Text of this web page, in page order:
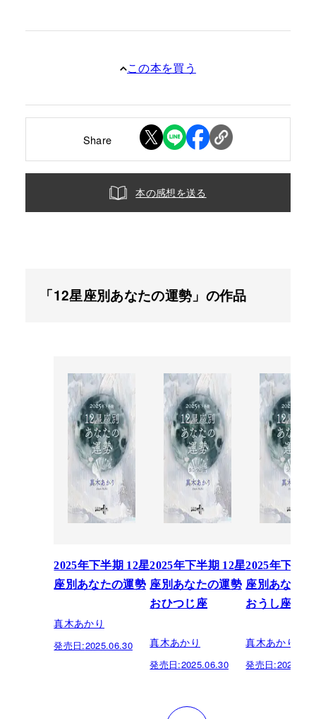
この本を買う
Share
本の感想を送る
「12星座別あなたの運勢」の作品
2025年下半期 12星
座別あなたの運勢
真木あかり
発売日:2025.06.30
2025年下半期 12星
座別あなたの運勢
おひつじ座
真木あかり
発売日:2025.06.30
2025年下半
座別あなた
おうし座
真木あかり
発売日: